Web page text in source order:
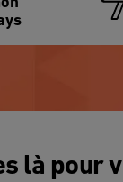
là pour